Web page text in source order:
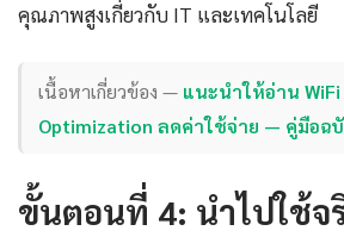
คุณภาพสูงเกี่ยวกับ IT และเทคโนโลยี
เนื้อหาเกี่ยวข้อง — แนะนำให้อ่าน WiFi
Optimization ลดค่าใช้จ่าย — คู่มือฉ
ขั้นตอนที่ 4: นำไปใช้จ